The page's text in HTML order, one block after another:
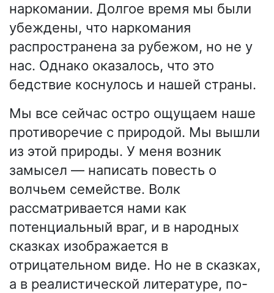
наркомании. Долгое время мы были
убеждены, что наркомания
распространена за рубежом, но не у
нас. Однако оказалось, что это
бедствие коснулось и нашей страны.
Мы все сейчас остро ощущаем наше
противоречие с природой. Мы вышли
из этой природы. У меня возник
замысел — написать повесть о
волчьем семействе. Волк
рассматривается нами как
потенциальный враг, и в народных
сказках изображается в
отрицательном виде. Но не в сказках,
а в реалистической литературе, по-